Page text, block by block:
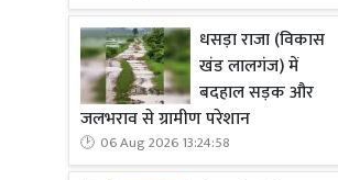
धसड़ा राजा (विकास
खंड लालगंज) में
बदहाल सड़क और
जलभराव से ग्रामीण परेशान
06 Aug 2026 13:24:58